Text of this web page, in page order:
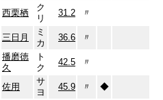
西栗栖
ク
リ
31.2 〃
三日月
ミ
カ
36.6
〃
播磨徳
久
ト
ク
42.5 〃
佐用
サ
ヨ
45.9 〃 ◆